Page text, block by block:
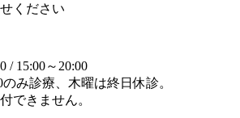
ください
/ 15:00～20:00
み診療、木曜は終日休診。
できません。